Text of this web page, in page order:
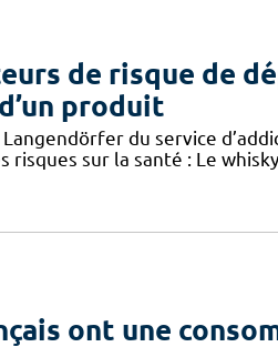
de risque de
produit
du service
sur la santé : Le
ont une